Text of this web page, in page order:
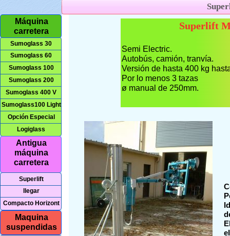
Superlift
llegar
Compacto Horizont
Antigua
máquina
carretera
Máquina
carretera
Maquina
suspendidas
Sumoglass 30
Sumoglass 60
Sumoglass 100
Sumoglass 200
Sumoglass 400 V
Sumoglass100 Light
Opción Especial
Logiglass